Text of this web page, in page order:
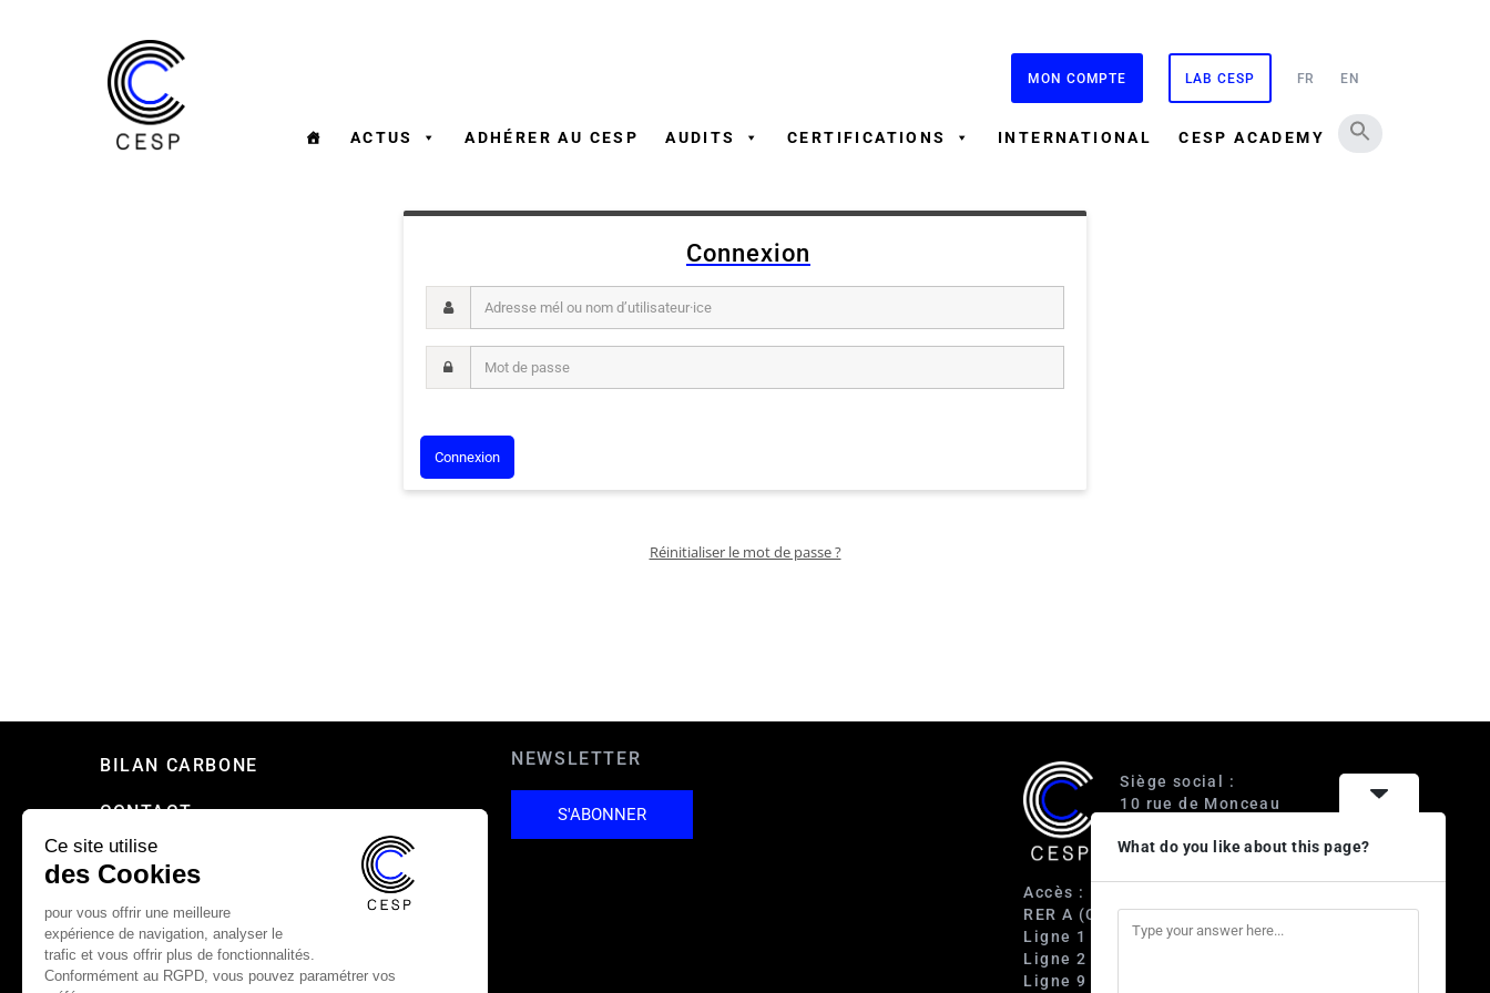
MON COMPTE LAB CESP FR EN
ACTUS ADHÉRER AU CESP AUDITS CERTIFICATIONS INTERNATIONAL CESP ACADEMY
Connexion
Réinitialiser le mot de passe ?
BILAN CARBONE
CONTACT
PRESSE
RECRUTEMENT
MENTIONS LÉGALES
NEWSLETTER
S'ABONNER
Siège social :
10 rue de Monceau
Accès :
RER A (Charles de Gaulle-Étoile)
Ligne 1 (George V)
Ligne 2 (Courcelles)
Ligne 9 (Saint-Philippe du Roule)
What do you like about this page?
Ce site utilise
des Cookies
pour vous offrir une meilleure
expérience de navigation, analyser le
trafic et vous offrir plus de fonctionnalités.
Conformément au RGPD, vous pouvez paramétrer vos